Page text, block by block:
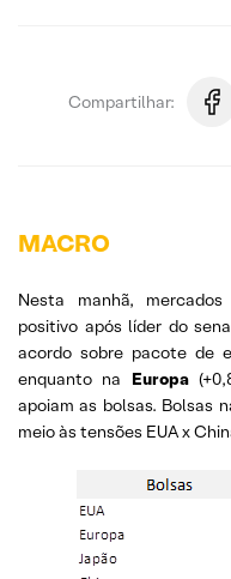
Compartilhar:
MACRO
Nesta manhã,
positivo após líder do
acordo sobre pacote de
enquanto na Europa
apoiam as bolsas. Bolsas
meio às tensões EUA x